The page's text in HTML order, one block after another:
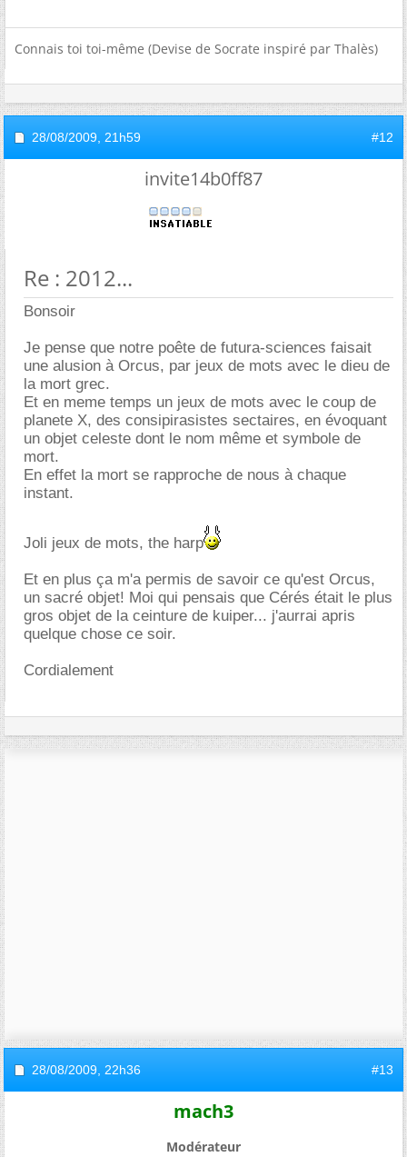
Connais toi toi-même (Devise de Socrate inspiré par Thalès)
28/08/2009, 21h59 #12
invite14b0ff87
Re : 2012...
Bonsoir
Je pense que notre poête de futura-sciences faisait
une alusion à Orcus, par jeux de mots avec le dieu de
la mort grec.
Et en meme temps un jeux de mots avec le coup de
planete X, des consipirasistes sectaires, en évoquant
un objet celeste dont le nom même et symbole de
mort.
En effet la mort se rapproche de nous à chaque
instant.
Joli jeux de mots, the harp
Et en plus ça m'a permis de savoir ce qu'est Orcus,
un sacré objet! Moi qui pensais que Cérés était le plus
gros objet de la ceinture de kuiper... j'aurrai apris
quelque chose ce soir.
Cordialement
28/08/2009, 22h36 #13
mach3
Modérateur